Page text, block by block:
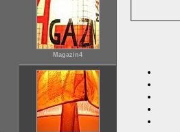
Magazin4